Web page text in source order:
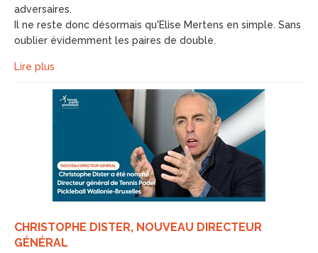
adversaires.
Il ne reste donc désormais qu'Elise Mertens en simple. Sans
oublier évidemment les paires de double.
Lire plus
CHRISTOPHE DISTER, NOUVEAU DIRECTEUR
GÉNÉRAL